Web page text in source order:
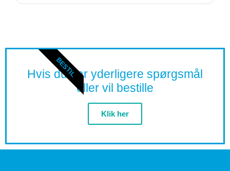
Hvis du har yderligere spørgsmål
eller vil bestille
Klik her
BESTIL